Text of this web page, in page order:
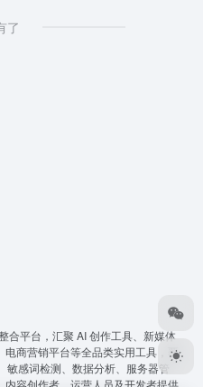
了
合平台，汇聚 AI 创作工具、新媒体
商营销平台等全品类实用工具，覆
感词检测、数据分析、服务器管
容创作者、运营人员及开发者提供